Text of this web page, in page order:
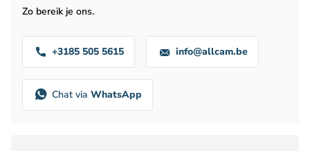
Zo bereik je ons.
+3185 505 5615 info@allcam.be
Chat via WhatsApp